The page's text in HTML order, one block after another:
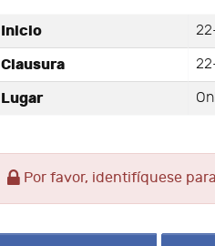
Inicio
Clausura
Lugar
Por favor, identifíquese